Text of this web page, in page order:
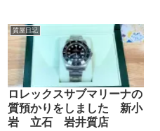
質屋日記
ロレックスサブマリーナの
質預かりをしました 新小
岩 立石 岩井質店